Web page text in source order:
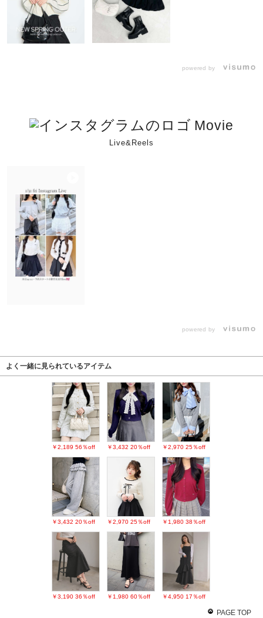
powered by
Movie
Live&Reels
powered by
よく一緒に見られているアイテム
￥2,189 56％off ￥3,432 20％off ￥2,970 25％off
￥3,432 20％off ￥2,970 25％off ￥1,980 38％off
￥3,190 36％off ￥1,980 60％off ￥4,950 17％off
PAGE TOP